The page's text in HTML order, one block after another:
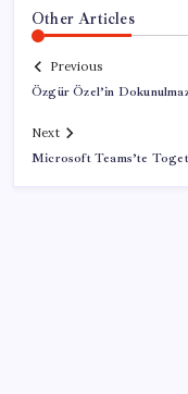
Other Articles
Previous
Özgür Özel’in
Next
Microsoft Teams’te